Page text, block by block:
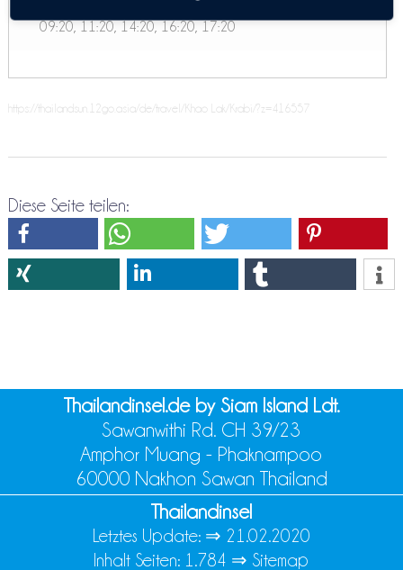
09:20, 11:20, 14:20, 16:20, 17:20
https://thailandsun.12go.asia/de/travel/Khao Lak/Krabi/?z=416557
Diese Seite teilen:
Thailandinsel.de by Siam Island Ldt.
Sawanwithi Rd. CH 39/23
Amphor Muang - Phaknampoo
60000 Nakhon Sawan Thailand
Thailandinsel
Letztes Update: ⇒ 21.02.2020
Inhalt Seiten: 1.784 ⇒ Sitemap